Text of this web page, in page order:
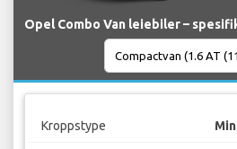
Opel Combo Van leiebiler –
Kroppstype